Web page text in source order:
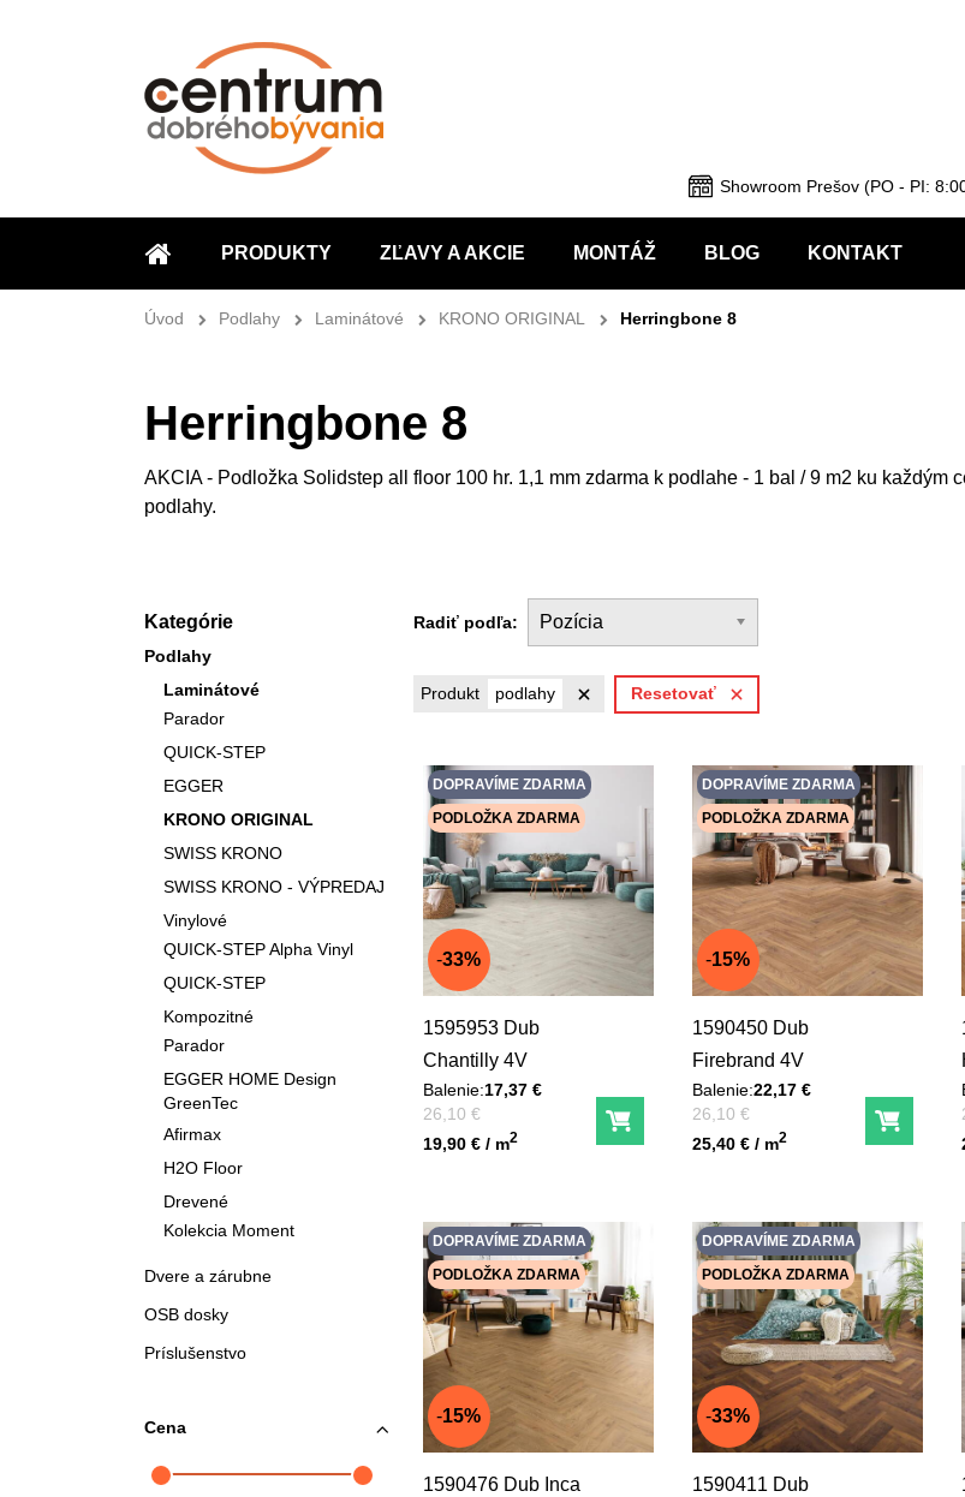
ÚVOD
PRODUKTY ZĽAVY A AKCIE MONTÁŽ BLOG KONTAKT
Showroom Prešov (PO - PI:
Úvod Podlahy Laminátové KRONO ORIGINAL Herringbone 8
Herringbone 8
AKCIA - Podložka Solidstep all floor 100 hr. 1,1 mm zdarma k podlahe - 1 bal / 9 m2 ku každým
podlahy.
Radiť podľa: Pozícia
Produkt podlahy Resetovať
1595953 Dub
Chantilly 4V
Balenie:17,37 €
Pred zľavou:
26,10 €
Unit price
19,90 € / m2 Do košíka
DOPRAVÍME ZDARMA
PODLOŽKA ZDARMA
33%
1590450 Dub
Firebrand 4V
Balenie:22,17 €
Pred zľavou:
26,10 €
Unit price
25,40 € / m2 Do
DOPRAVÍME ZDARMA
PODLOŽKA ZDARMA
15%
1590476 Dub Inca
DOPRAVÍME ZDARMA
PODLOŽKA ZDARMA
15%
1590411 Dub
DOPRAVÍME ZDARMA
PODLOŽKA ZDARMA
33%
Kategórie
Podlahy
Laminátové
Parador
QUICK-STEP
EGGER
KRONO ORIGINAL
SWISS KRONO
SWISS KRONO - VÝPREDAJ
Vinylové
QUICK-STEP Alpha Vinyl
QUICK-STEP
Kompozitné
Parador
EGGER HOME Design
GreenTec
Afirmax
H2O Floor
Drevené
Kolekcia Moment
Dvere a zárubne
OSB dosky
Príslušenstvo
Cena